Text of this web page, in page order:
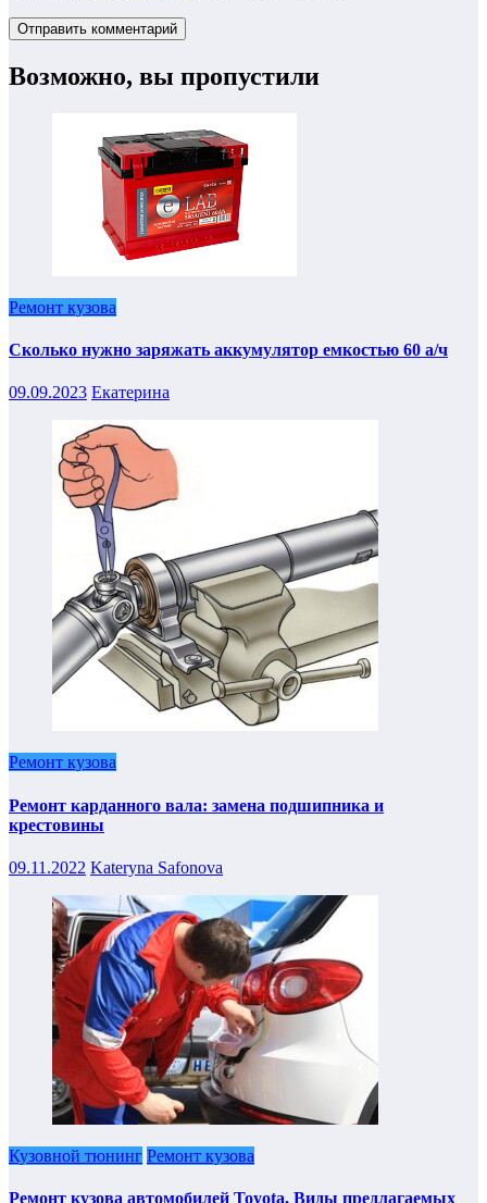
Возможно, вы пропустили
Ремонт кузова
Сколько нужно заряжать аккумулятор емкостью 60 а/ч
09.09.2023 Екатерина
Ремонт кузова
Ремонт карданного вала: замена подшипника и
крестовины
09.11.2022 Kateryna Safonova
Кузовной тюнинг Ремонт кузова
Ремонт кузова автомобилей Toyota. Виды предлагаемых